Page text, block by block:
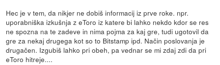
Hec je v tem, da nikjer ne dobiš informacij iz prve roke. npr.
uporabniška izkušnja z eToro iz katere bi lahko nekdo kdor se res
ne spozna na te zadeve in nima pojma za kaj gre, tudi ugotovil da
gre za nekaj drugega kot so to Bitstamp ipd. Način poslovanja je
drugačen. Izgubiš lahko pri obeh, pa vednar se mi zdaj zdi da pri
eToro hitreje....